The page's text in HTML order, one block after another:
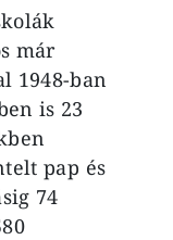
már
1948-ban
is 23
pap és
74